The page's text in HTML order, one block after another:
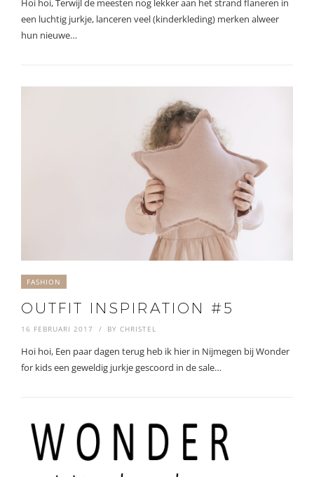
Hoi hoi, Terwijl de meesten nog lekker aan het strand flaneren in
een luchtig jurkje, lanceren veel (kinderkleding) merken alweer
hun nieuwe…
FASHION
OUTFIT INSPIRATION #5
16 FEBRUARI 2017 BY CHRISTEL
Hoi hoi, Een paar dagen terug heb ik hier in Nijmegen bij Wonder
for kids een geweldig jurkje gescoord in de sale…